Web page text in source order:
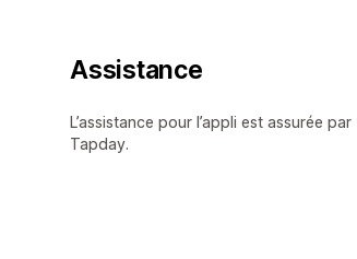
Assistance
L’assistance pour l’appli est assurée par
Tapday.